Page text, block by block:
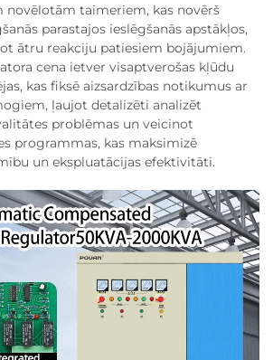
taimeriem, kas novērš
parastajos ieslēgšanās apstākļos,
ātru reakciju patiesiem bojājumiem.
cena ietver visaptverošas kļūdu
kas fiksē aizsardzības notikumus ar
ļaujot detalizēti analizēt
problēmas un veicinot
programmas, kas maksimizē
un ekspluatācijas efektivitāti.